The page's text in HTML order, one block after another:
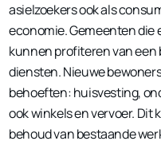
asielzoekers ook als
economie. Gemeenten die
kunnen profiteren van een
diensten. Nieuwe
behoeften: huisvesting,
ook winkels en vervoer.
behoud van bestaande